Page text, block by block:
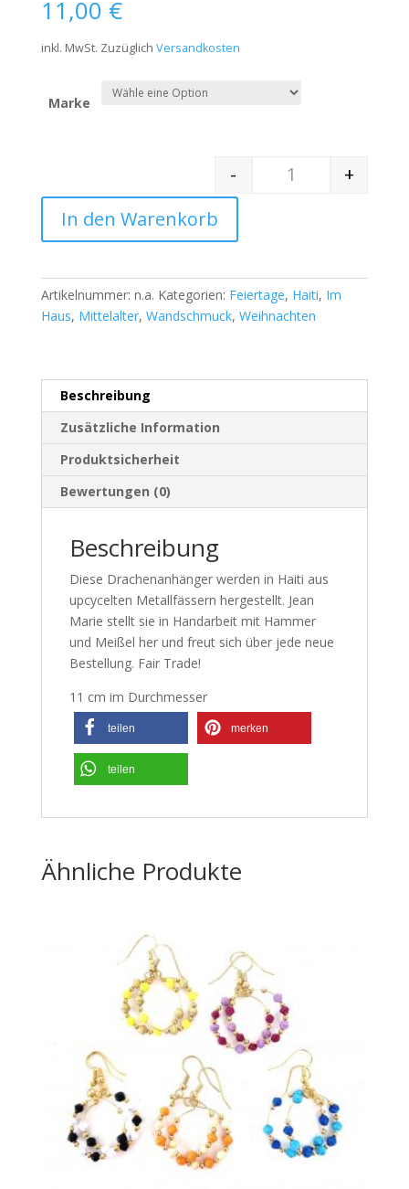
11,00 €
inkl. MwSt. Zuzüglich Versandkosten
Marke
Quantity
-
+
In den Warenkorb
Artikelnummer: n.a. Kategorien: Feiertage, Haiti, Im
Haus, Mittelalter, Wandschmuck, Weihnachten
Beschreibung
Zusätzliche Information
Produktsicherheit
Bewertungen (0)
Beschreibung
Diese Drachenanhänger werden in Haiti aus
upcycelten Metallfässern hergestellt. Jean
Marie stellt sie in Handarbeit mit Hammer
und Meißel her und freut sich über jede neue
Bestellung. Fair Trade!
11 cm im Durchmesser
teilen merken
teilen
Ähnliche Produkte